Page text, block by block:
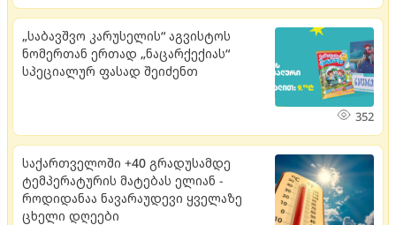
„საბავშვო კარუსელის“ აგვისტოს
ნომერთან ერთად „ნაცარქექიას“
სპეციალურ ფასად შეიძენთ
352
საქართველოში +40 გრადუსამდე
ტემპერატურის მატებას ელიან -
როდიდანაა ნავარაუდევი ყველაზე
ცხელი დღეები